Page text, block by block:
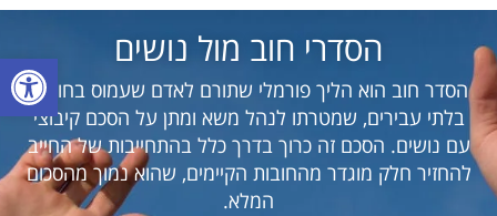
פתח הסדרי חוב מול נושים
הסדר חוב הוא הליך פורמלי שתורם לאדם שעמוס בחובות
בלתי עבירים, שמטרתו לנהל משא ומתן על הסכם קיבוצי
עם נושים. הסכם זה כרוך בדרך כלל בהתחייבות של החייב
להחזיר חלק מוגדר מהחובות הקיימים, שהוא נמוך מהסכום
המלא.